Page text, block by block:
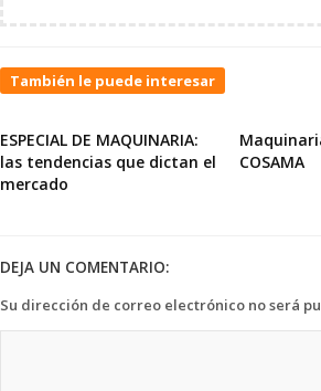
También le puede interesar
ESPECIAL DE MAQUINARIA:
las tendencias que dictan el
mercado
COSAMA
DEJA UN COMENTARIO:
Su dirección de correo electrónico no será